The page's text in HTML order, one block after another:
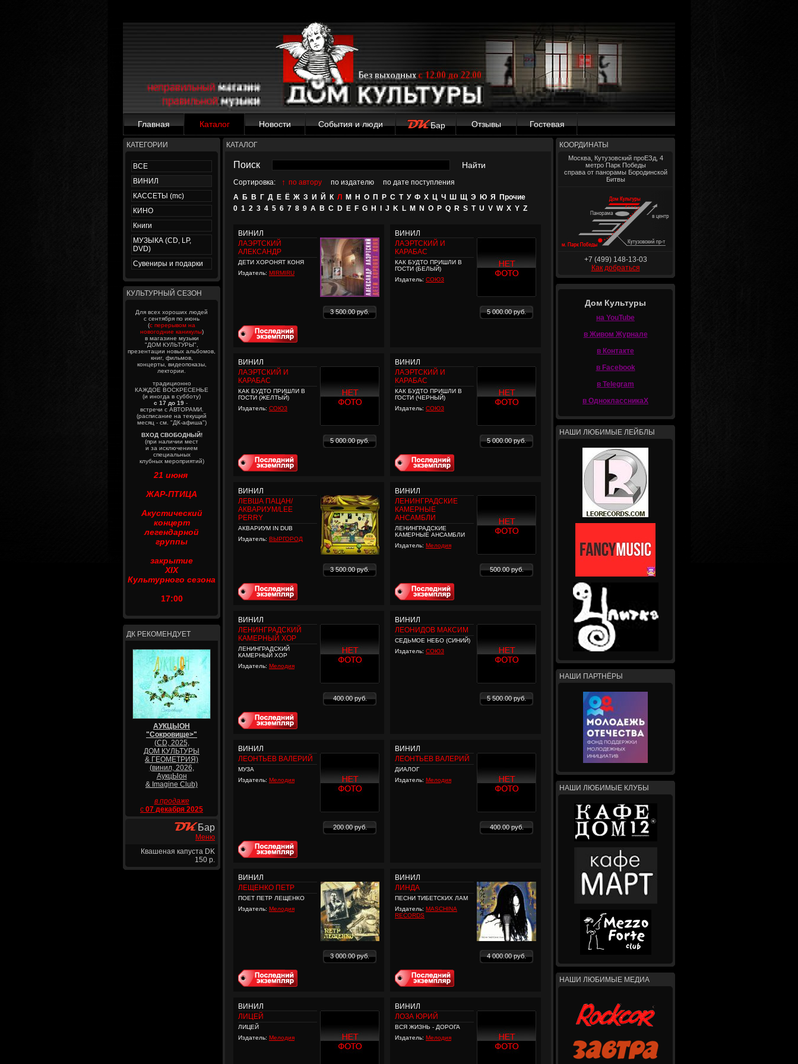
Главная Каталог Новости События и люди Бар Отзывы Гостевая
КАТЕГОРИИ
ВСЕ
ВИНИЛ
КАССЕТЫ (mc)
КИНО
Книги
МУЗЫКА (CD, LP,
DVD)
Сувениры и подарки
КУЛЬТУРНЫЙ СЕЗОН
Для всех хороших людей
с сентября по июнь
(с перерывом на
новогодние каникулы)
в магазине музыки
"ДОМ КУЛЬТУРЫ",
презентации новых альбомов,
книг, фильмов,
концерты, видеопоказы,
лектории.
традиционно
КАЖДОЕ ВОСКРЕСЕНЬЕ
(и иногда в субботу)
с 17 до 19 -
встречи с АВТОРАМИ.
(расписание на текущий
месяц - см. "ДК-афиша")
ВХОД СВОБОДНЫЙ!
(при наличии мест
и за исключением
специальных
клубных мероприятий)
21 июня
ЖАР-ПТИЦА
Акустический
концерт
легендарной
группы
закрытие
XIX
Культурного сезона
17:00
ДК РЕКОМЕНДУЕТ
АУКЦЫОН
"Сокровище>"
(CD, 2025,
ДОМ КУЛЬТУРЫ
& ГЕОМЕТРИЯ)
(винил, 2026,
АукцЫон
& Imagine Club)
в продаже
с 07 декабря 2025
Бар
Меню
Квашеная капуста DK
150 р.
КАТАЛОГ
Поиск Найти
Сортировка: ↑ по автору по издателю
по дате поступления
А Б В Г Д Е Ё Ж З И Й К Л М Н О П Р С Т У Ф Х Ц Ч Ш Щ Э Ю Я
Прочие
0 1 2 3 4 5 6 7 8 9 A B C D E F G H J K L M N O P Q R S T U V W X Y Z
ВИНИЛ
ЛАЭРТСКИЙ
АЛЕКСАНДР
ДЕТИ ХОРОНЯТ КОНЯ
Издатель: MIRMIRU
3 500.00 руб.
ВИНИЛ
ЛАЭРТСКИЙ И
КАРАБАС
КАК БУДТО ПРИШЛИ В
ГОСТИ (БЕЛЫЙ)
Издатель: СОЮЗ
5 000.00 руб.
ВИНИЛ
ЛАЭРТСКИЙ И
КАРАБАС
КАК БУДТО ПРИШЛИ В
ГОСТИ (ЖЕЛТЫЙ)
Издатель: СОЮЗ
5 000.00 руб.
ВИНИЛ
ЛАЭРТСКИЙ И
КАРАБАС
КАК БУДТО ПРИШЛИ В
ГОСТИ (ЧЕРНЫЙ)
Издатель: СОЮЗ
5 000.00 руб.
ВИНИЛ
ЛЕВША ПАЦАН/
АКВАРИУМ/LEE
PERRY
АКВАРИУМ IN DUB
Издатель: ВЫРГОРОД
3 500.00 руб.
ВИНИЛ
ЛЕНИНГРАДСКИЕ
КАМЕРНЫЕ
АНСАМБЛИ
ЛЕНИНГРАДСКИЕ
КАМЕРНЫЕ АНСАМБЛИ
Издатель: Мелодия
500.00 руб.
ВИНИЛ
ЛЕНИНГРАДСКИЙ
КАМЕРНЫЙ ХОР
ЛЕНИНГРАДСКИЙ
КАМЕРНЫЙ ХОР
Издатель: Мелодия
400.00 руб.
ВИНИЛ
ЛЕОНИДОВ МАКСИМ
СЕДЬМОЕ НЕБО (СИНИЙ)
Издатель: СОЮЗ
5 500.00 руб.
ВИНИЛ
ЛЕОНТЬЕВ ВАЛЕРИЙ
МУЗА
Издатель: Мелодия
200.00 руб.
ВИНИЛ
ЛЕОНТЬЕВ ВАЛЕРИЙ
ДИАЛОГ
Издатель: Мелодия
400.00 руб.
ВИНИЛ
ЛЕЩЕНКО ПЕТР
ПОЕТ ПЕТР ЛЕЩЕНКО
Издатель: Мелодия
3 000.00 руб.
ВИНИЛ
ЛИНДА
ПЕСНИ ТИБЕТСКИХ ЛАМ
Издатель: MASCHINA
RECORDS
4 000.00 руб.
ВИНИЛ
ЛИЦЕЙ
ЛИЦЕЙ
Издатель: Мелодия
ВИНИЛ
ЛОЗА ЮРИЙ
ВСЯ ЖИЗНЬ - ДОРОГА
Издатель: Мелодия
КООРДИНАТЫ
Москва, Кутузовский проЕЗд, 4
метро Парк Победы
справа от панорамы Бородинской
Битвы
+7 (499) 148-13-03
Как добраться
Дом Культуры
на YouTube
в Живом Журнале
в Контакте
в Facebook
в Telegram
в ОдноклассникаХ
НАШИ ЛЮБИМЫЕ ЛЕЙБЛЫ
НАШИ ПАРТНЁРЫ
НАШИ ЛЮБИМЫЕ КЛУБЫ
НАШИ ЛЮБИМЫЕ МЕДИА